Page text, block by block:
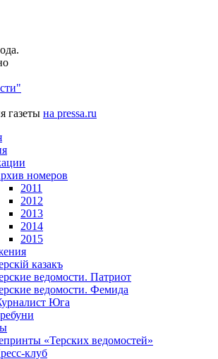
газеты на pressa.ru
номеров
2011
2012
2013
2014
2015
казакъ
ведомости. Патриот
ведомости. Фемида
Юга
«Терских ведомостей»
клуб